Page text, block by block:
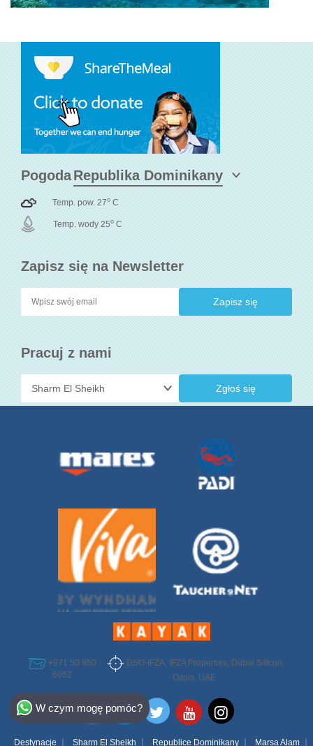
Zapisz się na Newsletter
Pracuj z nami
Zgłoś się
Pogoda
Temp. pow. 27o C
Temp. wody 25o C
+971 50 950
6952
DSO-IFZA, IFZA Properties, Dubai Silicon
Oasis, UAE
Destynacje Sharm El Sheikh Republice Dominikany Marsa Alam
W czym mogę pomóc?
Select Destination
Egypt